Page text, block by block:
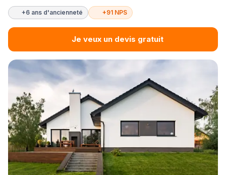
+6 ans d'ancienneté +91 NPS
Je veux un devis gratuit